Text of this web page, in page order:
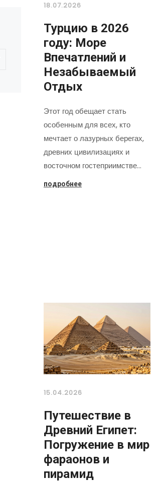
18.07.2026
Турцию в 2026
году: Море
Впечатлений и
Незабываемый
Отдых
Этот год обещает стать
особенным для всех, кто
мечтает о лазурных берегах,
древних цивилизациях и
восточном гостеприимстве…
подробнее
15.04.2026
Путешествие в
Древний Египет:
Погружение в мир
фараонов и
пирамид